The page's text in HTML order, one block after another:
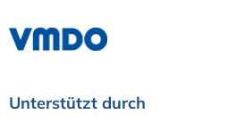
Unterstützt durch